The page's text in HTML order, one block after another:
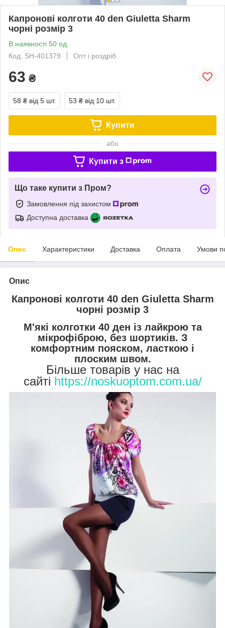
Капронові колготи 40 den Giuletta Sharm
чорні розмір 3
В наявності 50 од.
Код: SH-401379
Опт і роздріб
63 ₴
58 ₴ від 5 шт. 53 ₴ від 10 шт.
Купити
або
Купити з
Що таке купити з Пром?
Замовлення під захистом
Доступна доставка
Опис Характеристики Доставка Оплата Умови
Опис
Капронові колготи 40 den Giuletta Sharm
чорні розмір 3
М'які колготки 40 ден із лайкрою та
мікрофіброю, без шортиків. З
комфортним пояском, ласткою і
плоским швом.
Більше товарів у нас на
сайті https://noskuoptom.com.ua/